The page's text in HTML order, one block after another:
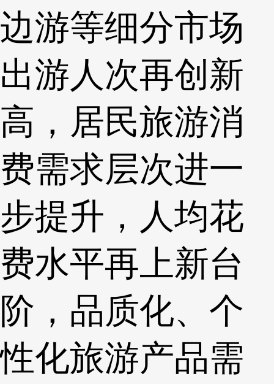
边游等细分市场
出游人次再创新
高，居民旅游消
费需求层次进一
步提升，人均花
费水平再上新台
阶，品质化、个
性化旅游产品需